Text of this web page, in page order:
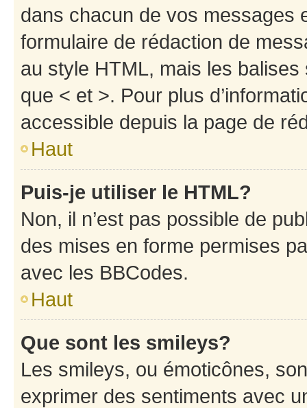
dans chacun de vos messages
formulaire de rédaction de
au style HTML, mais les
que < et >. Pour plus
accessible depuis la page de
Haut
Puis-je utiliser le HTML?
Non, il n’est pas possible de
des mises en forme permises
avec les BBCodes.
Haut
Que sont les smileys?
Les smileys, ou émoticônes,
exprimer des sentiments avec